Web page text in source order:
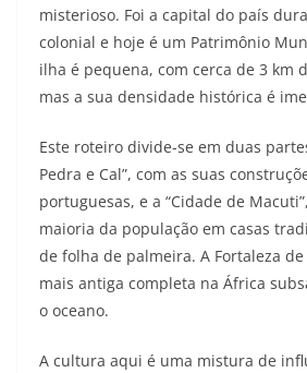
misterioso. Foi a capital do país
colonial e hoje é um Patrimônio
ilha é pequena, com cerca de 3 km
mas a sua densidade histórica é
Este roteiro divide-se em duas
Pedra e Cal”, com as suas
portuguesas, e a “Cidade de
maioria da população em casas
de folha de palmeira. A Fortaleza de
mais antiga completa na África
o oceano.
A cultura aqui é uma mistura de